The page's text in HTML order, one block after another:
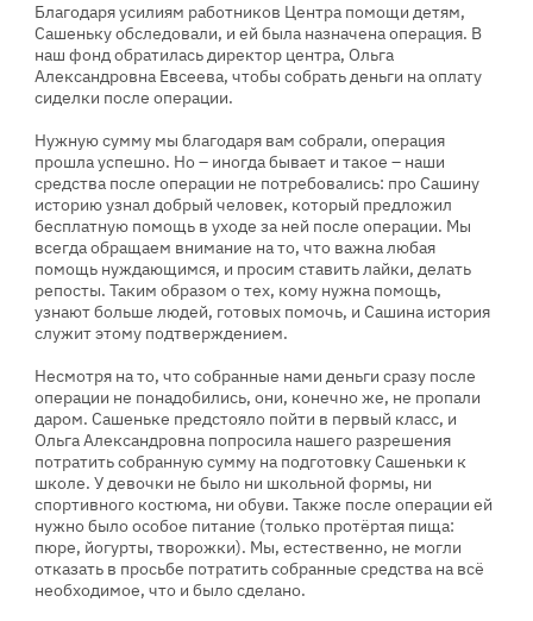
Благодаря усилиям работников Центра помощи детям,
Сашеньку обследовали, и ей была назначена операция. В
наш фонд обратилась директор центра, Ольга
Александровна Евсеева, чтобы собрать деньги на оплату
сиделки после операции.
Нужную сумму мы благодаря вам собрали, операция
прошла успешно. Но – иногда бывает и такое – наши
средства после операции не потребовались: про Сашину
историю узнал добрый человек, который предложил
бесплатную помощь в уходе за ней после операции. Мы
всегда обращаем внимание на то, что важна любая
помощь нуждающимся, и просим ставить лайки, делать
репосты. Таким образом о тех, кому нужна помощь,
узнают больше людей, готовых помочь, и Сашина история
служит этому подтверждением.
Несмотря на то, что собранные нами деньги сразу после
операции не понадобились, они, конечно же, не пропали
даром. Сашеньке предстояло пойти в первый класс, и
Ольга Александровна попросила нашего разрешения
потратить собранную сумму на подготовку Сашеньки к
школе. У девочки не было ни школьной формы, ни
спортивного костюма, ни обуви. Также после операции ей
нужно было особое питание (только протёртая пища:
пюре, йогурты, творожки). Мы, естественно, не могли
отказать в просьбе потратить собранные средства на всё
необходимое, что и было сделано.